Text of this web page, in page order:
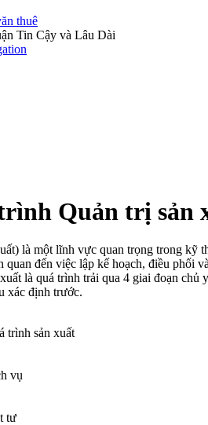
thuê
Tin Cậy và Lâu Dài
Quản trị sản
là một lĩnh vực quan trọng trong kỹ
đến việc lập kế hoạch, điều phối
là quá trình trải qua 4 giai đoạn
xác định trước.
trình sản xuất
vụ
tư